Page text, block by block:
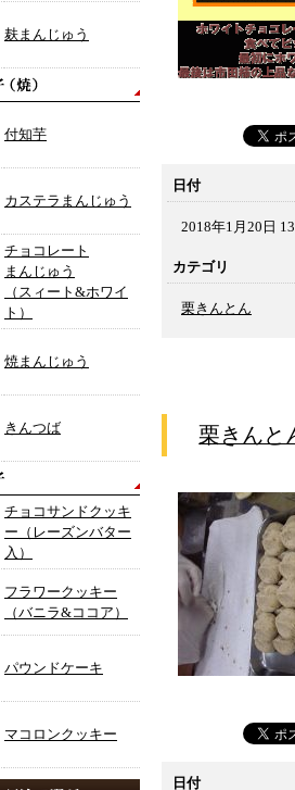
麸まんじゅう
付知芋
カステラまんじゅう
チョコレート
まんじゅう
（スィート&ホワイ
ト）
焼まんじゅう
きんつば
チョコサンドクッキ
ー（レーズンバター
入）
フラワークッキー
（バニラ&ココア）
パウンドケーキ
マコロンクッキー
日付
2018年1月20日
カテゴリ
栗きんとん
栗きんと
日付